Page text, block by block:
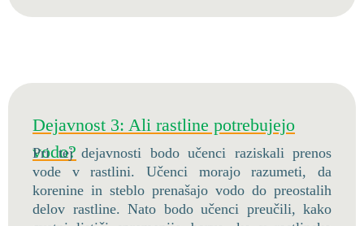
Dejavnost 3: Ali rastline potrebujejo
vodo?
Pri tej dejavnosti bodo učenci raziskali prenos
vode v rastlini. Učenci morajo razumeti, da
korenine in steblo prenašajo vodo do preostalih
delov rastline. Nato bodo učenci preučili, kako